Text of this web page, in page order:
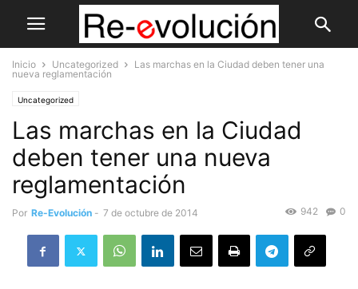
Inicio Uncategorized
Las marchas en la Ciudad deben tener una
nueva reglamentación
Uncategorized
Las marchas en la Ciudad
deben tener una nueva
reglamentación
Por Re-Evolución - 7 de octubre de 2014 0
942